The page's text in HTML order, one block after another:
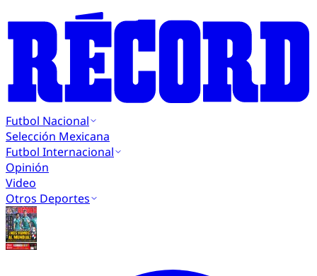
Futbol Nacional
Selección Mexicana
Futbol Internacional
Opinión
Video
Otros Deportes